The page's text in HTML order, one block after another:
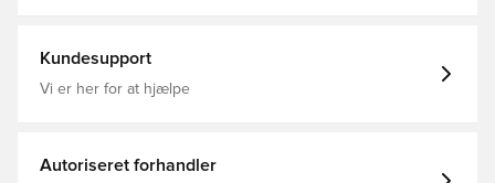
Kundesupport
Vi er her for at hjælpe
Autoriseret forhandler